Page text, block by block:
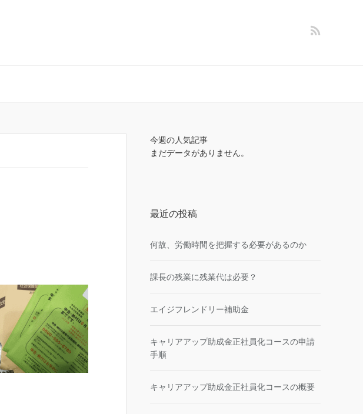
今週の人気記事
まだデータがありません。
最近の投稿
何故、労働時間を把握する必要があるのか
課長の残業に残業代は必要？
エイジフレンドリー補助金
キャリアアップ助成金正社員化コースの申請
手順
キャリアアップ助成金正社員化コースの概要